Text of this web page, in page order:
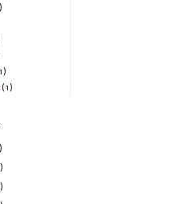
(1)